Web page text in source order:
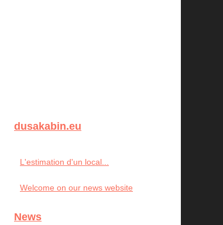
dusakabin.eu
L'estimation d'un local...
Welcome on our news website
News